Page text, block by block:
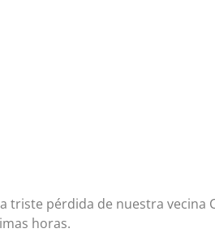
triste pérdida de nuestra vecina
horas.